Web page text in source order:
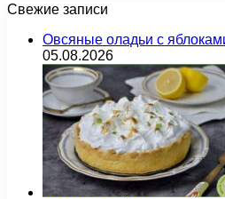
Свежие записи
Овсяные оладьи с
05.08.2026